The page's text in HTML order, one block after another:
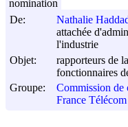
De:
Nathalie
attachée
l'industrie
Objet:
rapporteurs de
fonctionnaires
Groupe:
Commission de
France Télécom
nomination